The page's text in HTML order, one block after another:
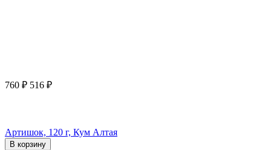
760 ₽ 516 ₽
Артишок, 120 г, Кум Алтая
В корзину